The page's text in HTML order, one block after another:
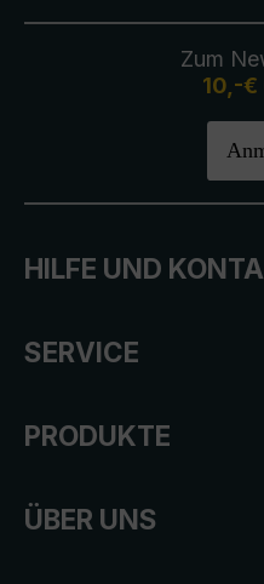
Zum
10,-€
HILFE UND
SERVICE
PRODUKTE
ÜBER UNS